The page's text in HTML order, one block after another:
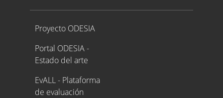
Proyecto ODESIA
Proyecto ODESIA
Portal ODESIA -
Estado del arte
EvALL - Plataforma
de evaluación